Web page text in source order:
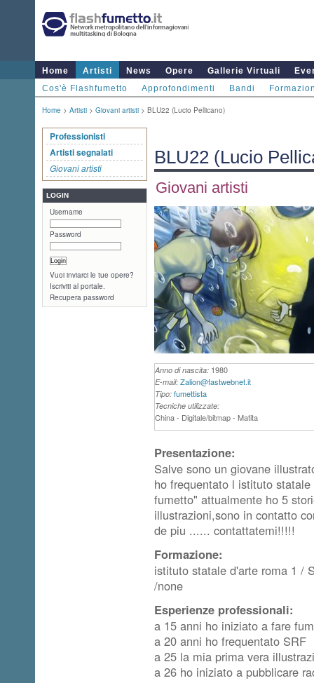
Home Artisti News Opere Gallerie Virtuali
Cos'è Flashfumetto
Approfondimenti Bandi
Home > Artisti > Giovani artisti > BLU22 (Lucio Pellicano)
Professionisti
Artisti segnalati
Giovani artisti
LOGIN
Username
Password
Vuoi inviarci le tue opere?
Iscriviti al portale.
Recupera password
BLU22 (Lucio
Giovani artisti
Anno di nascita: 1980
E-mail: Zalion@fastwebnet.it
Tipo: fumettista
Tecniche utilizzate:
China - Digitale/bitmap - Matita
Presentazione:
Salve sono un giovane
ho frequentato l istituto
fumetto" attualmente ho 5
illustrazioni,sono in contatto
de piu ...... contattatemi!!!!!
Formazione:
istituto statale d'arte roma 1 /
/none
Esperienze professionali:
a 15 anni ho iniziato a fare
a 20 anni ho frequentato SRF
a 25 la mia prima vera
a 26 ho iniziato a pubblicare